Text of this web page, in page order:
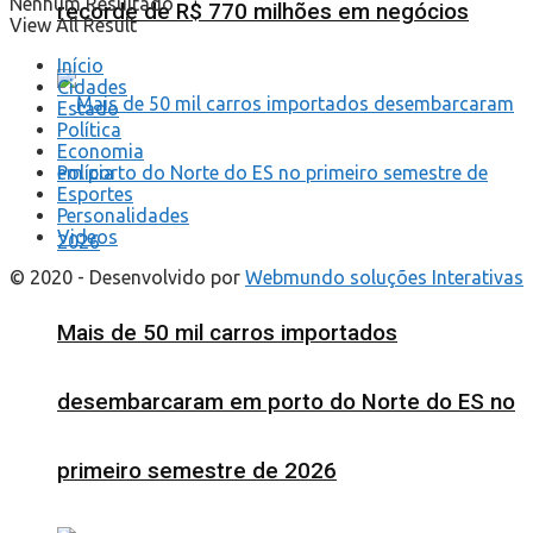
recorde de R$ 770 milhões em negócios
Mais de 50 mil carros importados
desembarcaram em porto do Norte do ES no
primeiro semestre de 2026
View All Result
Início
Cidades
Estado
Política
Economia
Polícia
Esportes
Personalidades
Videos
© 2020 - Desenvolvido por Webmundo soluções Interativas